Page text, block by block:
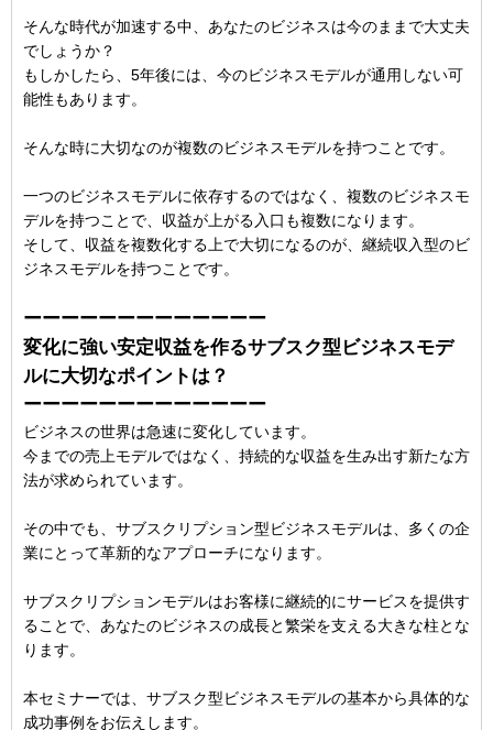
そんな時代が加速する中、あなたのビジネスは今のままで大丈夫
でしょうか？
もしかしたら、5年後には、今のビジネスモデルが通用しない可
能性もあります。
そんな時に大切なのが複数のビジネスモデルを持つことです。
一つのビジネスモデルに依存するのではなく、複数のビジネスモ
デルを持つことで、収益が上がる入口も複数になります。
そして、収益を複数化する上で大切になるのが、継続収入型のビ
ジネスモデルを持つことです。
ーーーーーーーーーーーーー
変化に強い安定収益を作るサブスク型ビジネスモデ
ルに大切なポイントは？
ーーーーーーーーーーーーー
ビジネスの世界は急速に変化しています。
今までの売上モデルではなく、持続的な収益を生み出す新たな方
法が求められています。
その中でも、サブスクリプション型ビジネスモデルは、多くの企
業にとって革新的なアプローチになります。
サブスクリプションモデルはお客様に継続的にサービスを提供す
ることで、あなたのビジネスの成長と繁栄を支える大きな柱とな
ります。
本セミナーでは、サブスク型ビジネスモデルの基本から具体的な
成功事例をお伝えします。